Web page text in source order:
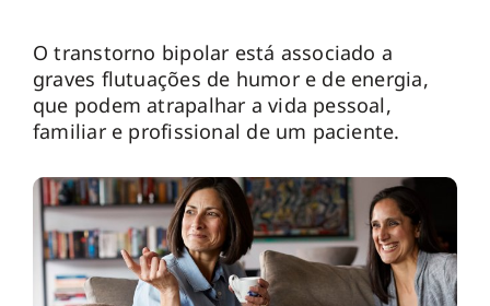
O transtorno bipolar está associado a
graves flutuações de humor e de energia,
que podem atrapalhar a vida pessoal,
familiar e profissional de um paciente.